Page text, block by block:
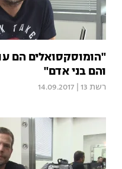
"הומוסקסואלים הם
והם בני אדם"
רשת 13 14.09.2017